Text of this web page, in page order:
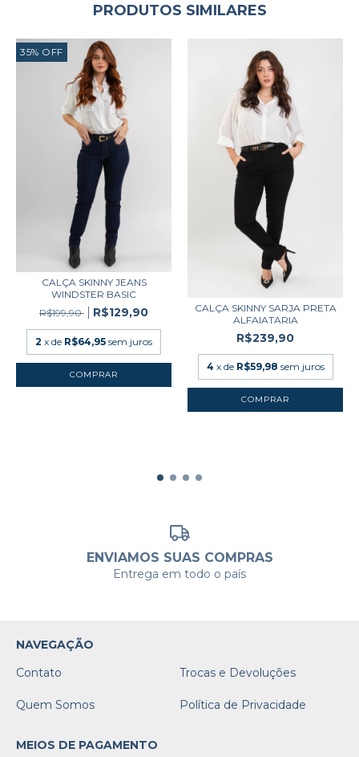
PRODUTOS SIMILARES
35% OFF
CALÇA SKINNY JEANS
WINDSTER BASIC
R$199,90
R$129,90
2 x de R$64,95 sem juros
COMPRAR
CALÇA SKINNY SARJA PRETA
ALFAIATARIA
R$239,90
4 x de R$59,98 sem juros
COMPRAR
ENVIAMOS SUAS COMPRAS
Entrega em todo o país
NAVEGAÇÃO
Contato
Trocas e Devoluções
Quem Somos Política de Privacidade
MEIOS DE PAGAMENTO